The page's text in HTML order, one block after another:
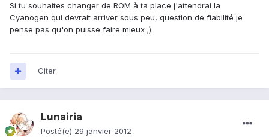
Si tu souhaites changer de ROM à ta place j'attendrai la
Cyanogen qui devrait arriver sous peu, question de fiabilité je
pense pas qu'on puisse faire mieux ;)
Citer
Lunairia
Posté(e) 29 janvier 2012